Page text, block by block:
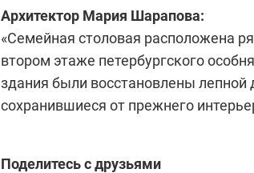
Архитектор Мария Шарапова:
«Семейная столовая расположена
втором этаже петербургского
здания были восстановлены лепной
сохранившиеся от прежнего
Поделитесь с друзьями